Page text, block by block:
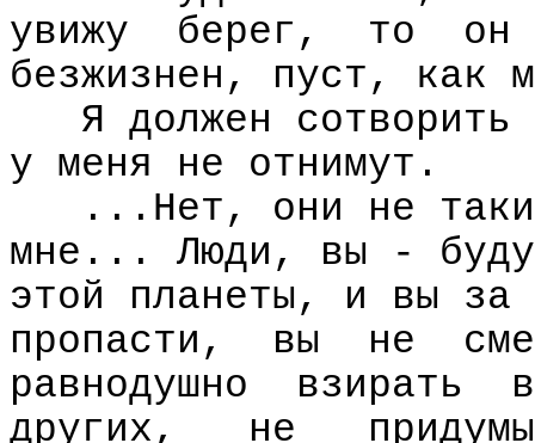
увижу
берег, то
он
безжизнен, пуст, как
Я должен
у меня не отнимут.
...Нет, они не
мне... Люди, вы -
этой планеты, и вы
пропасти,
вы не
равнодушно
взирать
других,
не